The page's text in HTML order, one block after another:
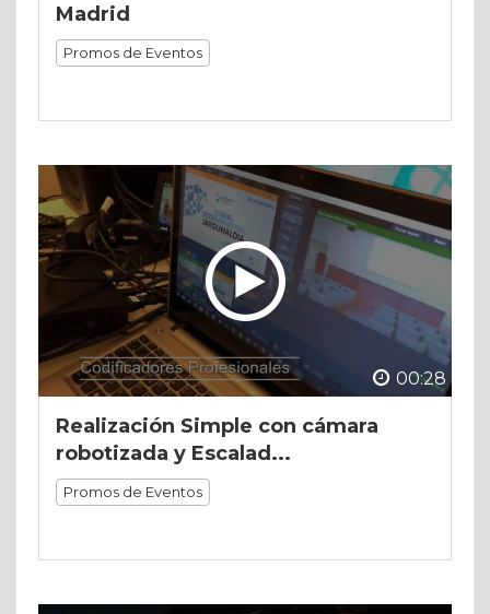
Madrid
Promos de Eventos
00:28
Realización Simple con cámara
robotizada y Escalad...
Promos de Eventos